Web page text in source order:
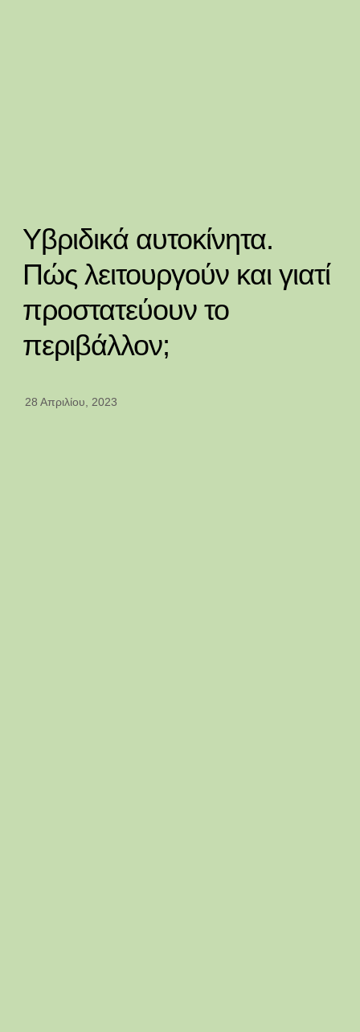
Υβριδικά αυτοκίνητα.
Πώς λειτουργούν και γιατί
προστατεύουν το
περιβάλλον;
28 Απριλίου, 2023